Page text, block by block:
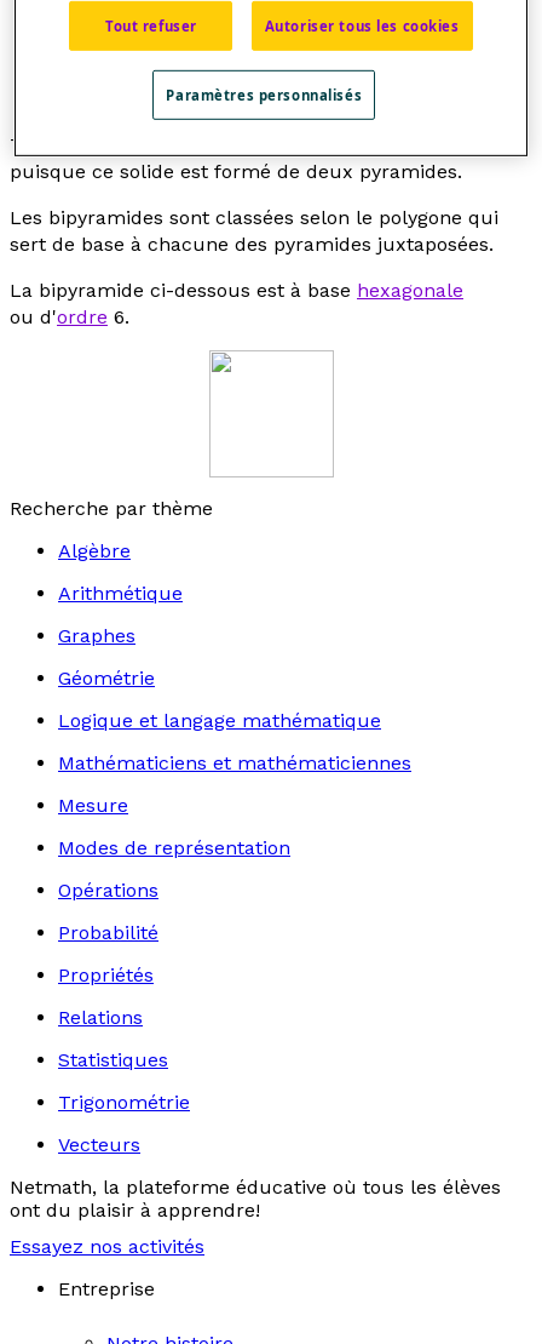
Toutes les faces d'une bipyramide sont des
puisque ce solide est formé de deux pyramides.
Les bipyramides sont classées selon le polygone qui
sert de base à chacune des pyramides juxtaposées.
La bipyramide ci-dessous est à base hexagonale
ou d'ordre 6.
Recherche par thème
Algèbre
Arithmétique
Graphes
Géométrie
Logique et langage mathématique
Mathématiciens et mathématiciennes
Mesure
Modes de représentation
Opérations
Probabilité
Propriétés
Relations
Statistiques
Trigonométrie
Vecteurs
Netmath, la plateforme éducative où tous les élèves
ont du plaisir à apprendre!
Essayez nos activités
Entreprise
Tout refuser Autoriser tous les cookies
Paramètres personnalisés